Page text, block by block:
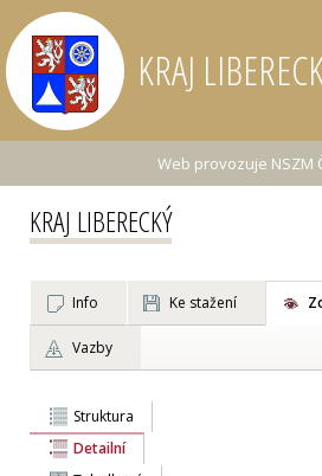
KRAJ
Web provozuje NSZM
KRAJ LIBERECKÝ
Info Ke stažení
Vazby
Struktura
Detailní